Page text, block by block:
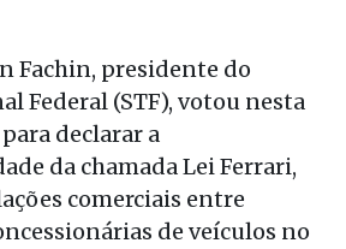
Fachin, presidente do
Federal (STF), votou nesta
declarar a
da chamada Lei Ferrari,
comerciais entre
de veículos no